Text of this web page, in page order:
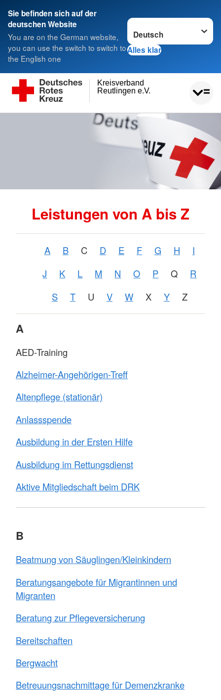
Sie befinden sich auf der
deutschen Website
You are on the German website,
you can use the switch to switch to
the English one
Sprache wechseln zu
Alles klar
Reutlingen e.V.
Kreisverband
Leistungen von A bis Z
A B C D E F G H
I
J
K L M N O P Q
R
S
T U V W X Y Z
A
AED-Training
Alzheimer-Angehörigen-Treff
Altenpflege (stationär)
Anlassspende
Ausbildung in der Ersten Hilfe
Ausbildung im Rettungsdienst
Aktive Mitgliedschaft beim DRK
B
Beatmung von Säuglingen/Kleinkindern
Beratungsangebote für Migrantinnen und
Migranten
Beratung zur Pflegeversicherung
Bereitschaften
Bergwacht
Betreuungsnachmittage für Demenzkranke